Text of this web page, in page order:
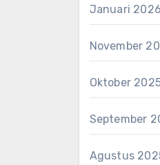
Januari 2026
November
Oktober
September
Agustus